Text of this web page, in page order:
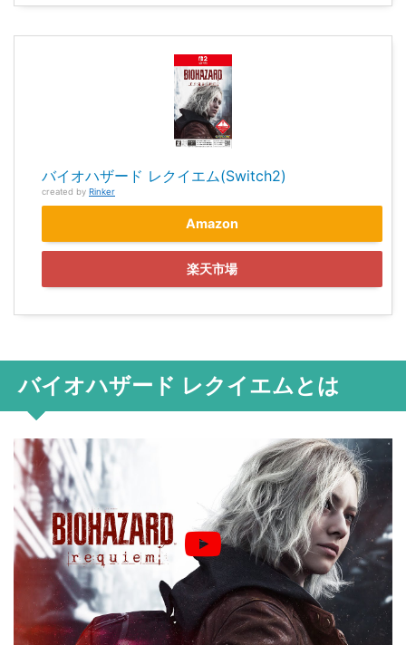
バイオハザード レクイエム(Switch2)
created by Rinker
Amazon
楽天市場
バイオハザード レクイエムとは